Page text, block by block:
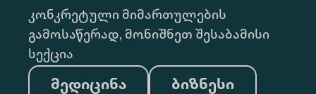
კონკრეტული მიმართულების
გამოსაწერად, მონიშნეთ შესაბამისი
სექცია
მედიცინა ბიზნესი